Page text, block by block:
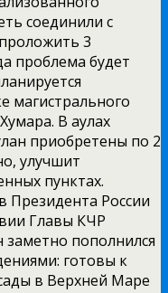
соединили с
3
проблема будет
магистрального
В аулах
приобретены по 2
улучшит
пунктах.
Президента России
Главы КЧР
пополнился
готовы к
в Верхней Маре